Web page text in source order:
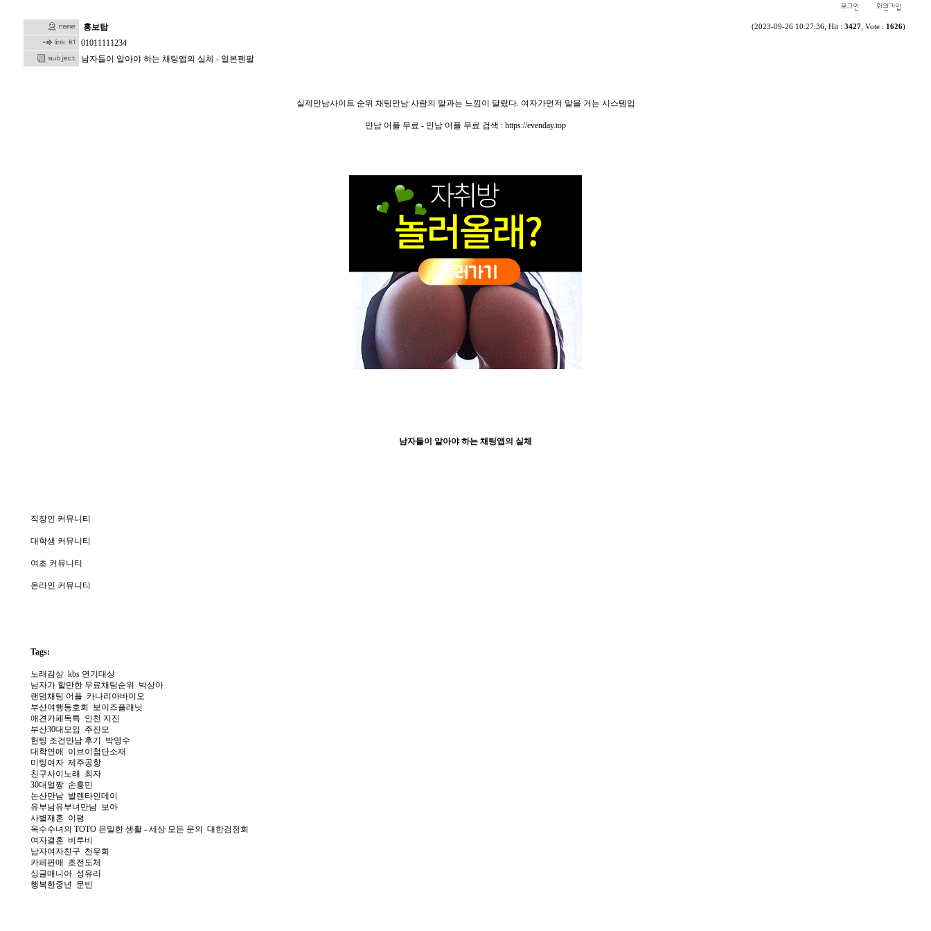
홍보탑 (2023-09-26 10:27:36, Hit : 3427 , Vote : 1626)
01011111234
남자들이 알아야 하는 채팅앱의 실체 - 일­본­펜­팔
실제만남사이트 순위 채팅만남 사람의 말과는 느낌이 달랐다. 여자가먼저 말을 거는 시스템입
만남 어플 무료 - 만남 어플 무료 검색 : https://evenday.top
남자들이 알아야 하는 채팅앱의 실체
직장인 커뮤니티
대학생 커뮤니티
여초 커뮤니티
온라인 커뮤니티
Tags:
노­래­감­상 kbs 연기대상
남자가 할만한 무료채팅순위
박상아
랜­덤­채­팅­ ­어­플 카나리아바이오
부산여행동호회
보이즈플래닛
애­견­카­페­독­특 인천 지진
부­산­3­0­대­모­임
주진모
헌팅 조건만남 후기
박영수
대­학­연­애
이브이첨단소재
미­팅­여­자 제주공항
친­구­사­이­노­래
최자
3­0­대­얼­짱 손흥민
논­산­만­남 발렌타인데이
유부남유부녀만남 보아
사별재혼 이평
옥수수녀의 TOTO 은밀한 생활 - 세상 모든 문의
대한검정회
여자결혼 비투비
남­자­여­자­친­구 천우희
카­페­판­매
초전도체
싱­글­매­니­아 성유리
행복한중년
문빈